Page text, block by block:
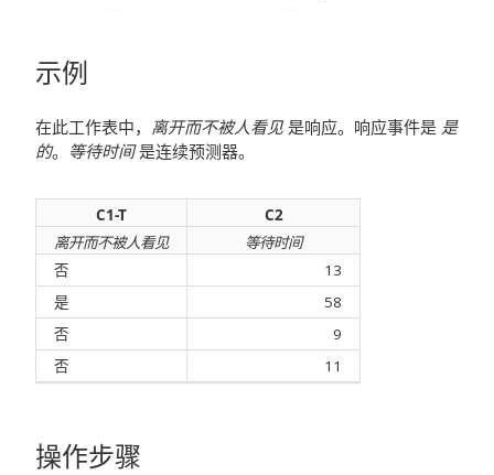
示例
在此工作表中， 离开而不被人看见 是响应。响应事件是 是
的。 等待时间是连续预测器。
C1-T
C2
离开而不被人看见
等待时间
否
13
是
58
否
9
否
11
操作步骤